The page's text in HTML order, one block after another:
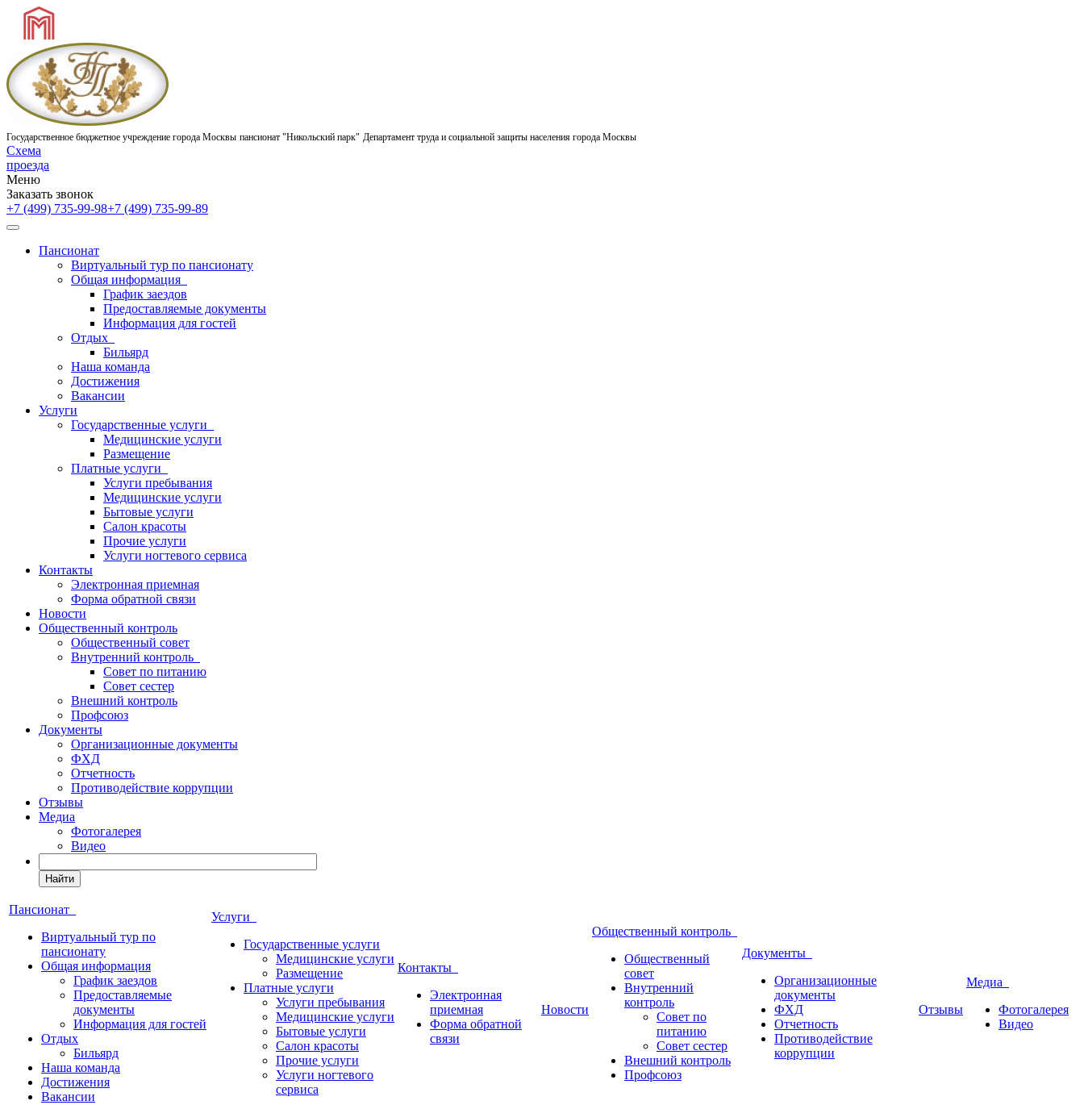
Государственное бюджетное учреждение города Москвы пансионат "Никольский парк" Департамент труда и социальной защиты населения города Москвы
Схема
проезда
Меню
Заказать звонок
+7 (499) 735-99-98+7 (499) 735-99-89
Пансионат
Виртуальный тур по пансионату
Общая информация
График заездов
Предоставляемые документы
Информация для гостей
Отдых
Бильярд
Наша команда
Достижения
Вакансии
Услуги
Государственные услуги
Медицинские услуги
Размещение
Платные услуги
Услуги пребывания
Медицинские услуги
Бытовые услуги
Салон красоты
Прочие услуги
Услуги ногтевого сервиса
Контакты
Электронная приемная
Форма обратной связи
Новости
Общественный контроль
Общественный совет
Внутренний контроль
Совет по питанию
Совет сестер
Внешний контроль
Профсоюз
Документы
Организационные документы
ФХД
Отчетность
Противодействие коррупции
Отзывы
Медиа
Фотогалерея
Видео
Найти
Пансионат
Виртуальный тур по
пансионату
Общая информация
График заездов
Предоставляемые
документы
Информация для гостей
Отдых
Бильярд
Наша команда
Достижения
Вакансии
Услуги
Государственные услуги
Медицинские услуги
Размещение
Платные услуги
Услуги пребывания
Медицинские услуги
Бытовые услуги
Салон красоты
Прочие услуги
Услуги ногтевого
сервиса
Контакты
Электронная
приемная
Форма обратной
связи
Новости
Общественный контроль
Общественный
совет
Внутренний
контроль
Совет по
питанию
Совет сестер
Внешний контроль
Профсоюз
Документы
Организационные
документы
ФХД
Отчетность
Противодействие
коррупции
Отзывы
Медиа
Фотогалерея
Видео